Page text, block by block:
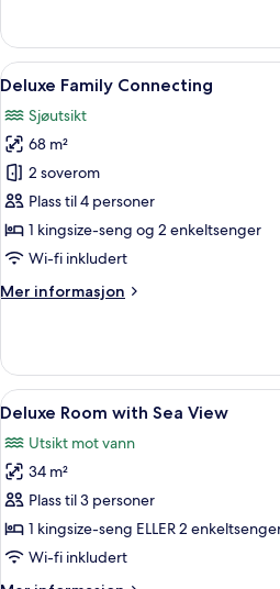
Suite
with
Sea
Åpne
alle
bildene
av
Deluxe
Family
Connecting
8
Deluxe Family Connecting
Sjøutsikt
68 m²
2 soverom
Plass til 4 personer
1 kingsize-seng og 2 enkeltsenger
Wi-fi inkludert
Mer informasjon
Mer
Family
Connecting
Åpne
alle
bildene
av
Deluxe
Room
with
9
Deluxe Room with Sea View
Utsikt mot vann
34 m²
Plass til 3 personer
1 kingsize-seng ELLER 2
Wi-fi inkludert